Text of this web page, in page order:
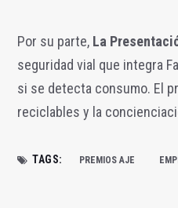
Por su parte, La
seguridad vial que integra
si se detecta consumo. El
reciclables y la
TAGS: PREMIOS AJE